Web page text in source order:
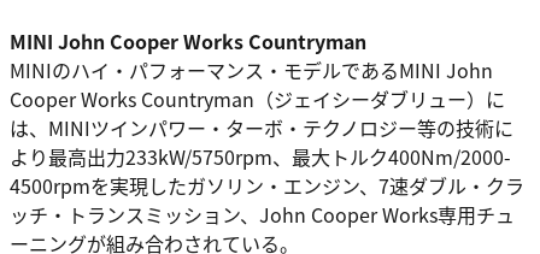
MINI John Cooper Works Countryman
MINIのハイ・パフォーマンス・モデルであるMINI John
Cooper Works Countryman（ジェイシーダブリュー）に
は、MINIツインパワー・ターボ・テクノロジー等の技術に
より最高出力233kW/5750rpm、最大トルク400Nm/2000-
4500rpmを実現したガソリン・エンジン、7速ダブル・クラ
ッチ・トランスミッション、John Cooper Works専用チュ
ーニングが組み合わされている。